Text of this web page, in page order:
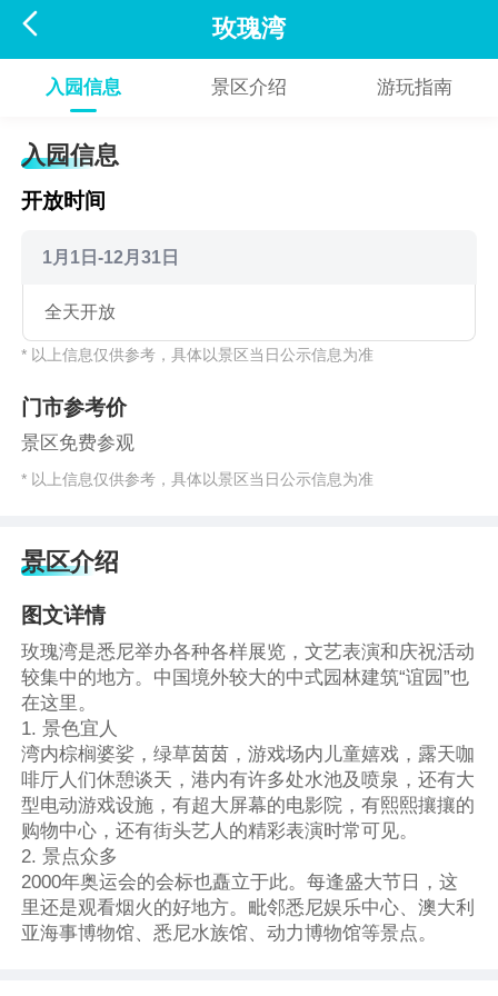
 玫瑰湾
入园信息 景区介绍 游玩指南
入园信息
开放时间
1月1日-12月31日
全天开放
* 以上信息仅供参考，具体以景区当日公示信息为准
门市参考价
景区免费参观
* 以上信息仅供参考，具体以景区当日公示信息为准
景区介绍
图文详情
玫瑰湾是悉尼举办各种各样展览，文艺表演和庆祝活动
较集中的地方。中国境外较大的中式园林建筑“谊园”也
在这里。
1. 景色宜人
湾内棕榈婆娑，绿草茵茵，游戏场内儿童嬉戏，露天咖
啡厅人们休憩谈天，港内有许多处水池及喷泉，还有大
型电动游戏设施，有超大屏幕的电影院，有熙熙攘攘的
购物中心，还有街头艺人的精彩表演时常可见。
2. 景点众多
2000年奥运会的会标也矗立于此。每逢盛大节日，这
里还是观看烟火的好地方。毗邻悉尼娱乐中心、澳大利
亚海事博物馆、悉尼水族馆、动力博物馆等景点。